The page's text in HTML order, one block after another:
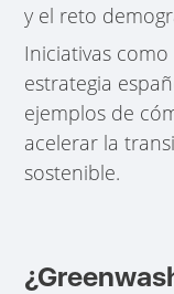
y el reto
Iniciativas como
estrategia
ejemplos de
acelerar la
sostenible.